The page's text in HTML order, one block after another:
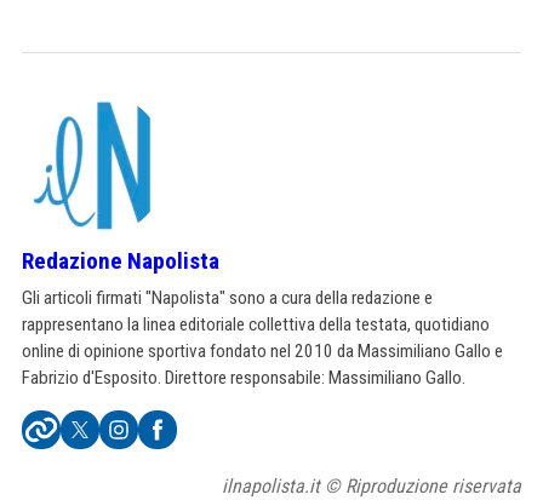
Redazione Napolista
Gli articoli firmati "Napolista" sono a cura della redazione e
rappresentano la linea editoriale collettiva della testata, quotidiano
online di opinione sportiva fondato nel 2010 da Massimiliano Gallo e
Fabrizio d'Esposito. Direttore responsabile: Massimiliano Gallo.
ilnapolista.it © Riproduzione riservata